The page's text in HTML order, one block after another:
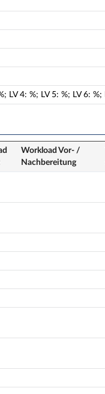
LV 4: %; LV 5: %; LV 6: %;
Workload Vor- /
Nach­bereitung